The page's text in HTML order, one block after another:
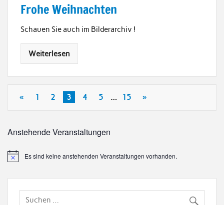
Frohe Weihnachten
Schauen Sie auch im Bilderarchiv !
Weiterlesen
« 1 2 3 4 5 … 15 »
Anstehende Veranstaltungen
Es sind keine anstehenden Veranstaltungen vorhanden.